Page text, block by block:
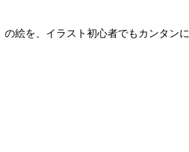
の絵を、イラスト初心者でもカンタンに